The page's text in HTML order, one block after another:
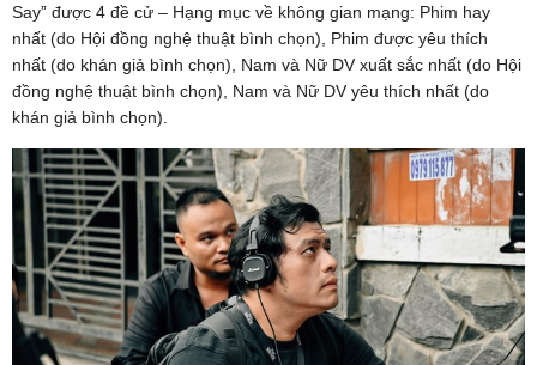
Say” được 4 đề cử – Hạng mục về không gian mạng: Phim hay
nhất (do Hội đồng nghệ thuật bình chọn), Phim được yêu thích
nhất (do khán giả bình chọn), Nam và Nữ DV xuất sắc nhất (do Hội
đồng nghệ thuật bình chọn), Nam và Nữ DV yêu thích nhất (do
khán giả bình chọn).